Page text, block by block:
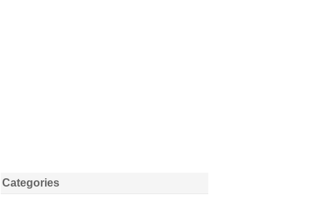
Categories